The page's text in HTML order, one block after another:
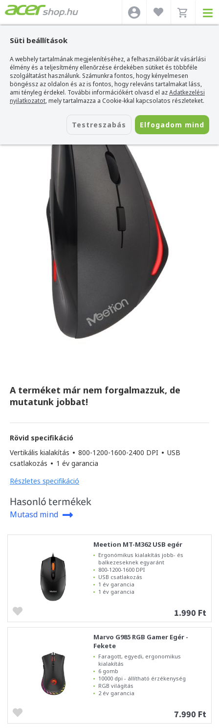
Süti beállítások
A webhely tartalmának megjelenítéséhez, a felhasználóbarát vásárlási
élmény és a teljesítmény ellenőrzése érdekében sütiket és többféle
szolgáltatást használunk. Számunkra fontos, hogy kényelmesen
böngéssz az oldalon és az is fontos, hogy releváns tartalmakat láss,
ami tényleg érdekel. További információkért olvasd el azAdatkezelési
nyilatkozatot, mely tartalmazza a Cookie-kkal kapcsolatos részleteket.
Testreszabás Elfogadom mind
Acer webshop>Kiegészítők>Egerek >Meetion Egerek>Meetion MT-M380
vertikális egér
Meetion MT-M380 vertikális egér
Azonosító:MT-M380
A terméket már nem forgalmazzuk, de
mutatunk jobbat!
Rövid specifikáció
Vertikális kialakítás • 800-1200-1600-2400 DPI • USB
csatlakozás • 1 év garancia
Részletes specifikáció
Hasonló termékek
Mutasd mind
Meetion MT-M362 USB egér
Ergonómikus kialakítás jobb- és
balkezeseknek egyaránt
800-1200-1600 DPI
USB csatlakozás
1 év garancia
1 év garancia
1.990 Ft
Marvo G985 RGB Gamer Egér -
Fekete
Faragott, egyedi, ergonomikus
kialakítás
6 gomb
10000 dpi - állítható érzékenység
RGB világítás
2 év garancia
7.990 Ft